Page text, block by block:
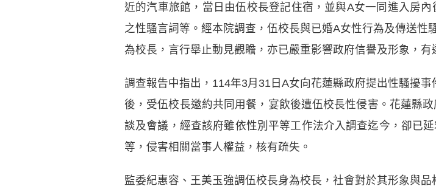
近的汽車旅館，當日由伍校長登記住宿，並與A女一同進入房
之性騷言詞等。經本院調查，伍校長與已婚A女性行為及傳送
為校長，言行舉止動見觀瞻，亦已嚴重影響政府信譽及形象，
調查報告中指出，114年3月31日A女向花蓮縣政府提出性騷擾
後，受伍校長邀約共同用餐，宴飲後遭伍校長性侵害。花蓮縣
談及會議，經查該府雖依性別平等工作法介入調查迄今，卻已
等，侵害相關當事人權益，核有疏失。
監委紀惠容、王美玉強調伍校長身為校長，社會對於其形象與